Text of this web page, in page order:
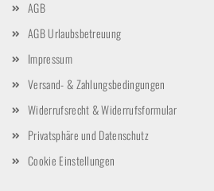
AGB
AGB Urlaubsbetreuung
Impressum
Versand- & Zahlungsbedingungen
Widerrufsrecht & Widerrufsformular
Privatsphäre und Datenschutz
Cookie Einstellungen